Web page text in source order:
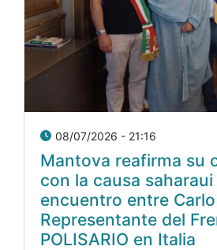
08/07/2026 - 21:16
Mantova reafirma su
con la causa
encuentro entre
Representante del
POLISARIO en Italia